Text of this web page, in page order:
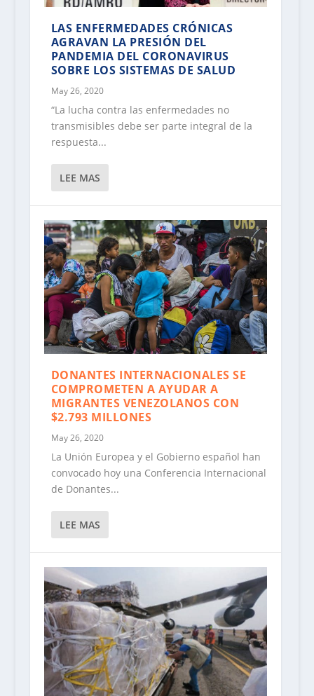
LAS ENFERMEDADES CRÓNICAS
AGRAVAN LA PRESIÓN DEL
PANDEMIA DEL CORONAVIRUS
SOBRE LOS SISTEMAS DE SALUD
May 26, 2020
“La lucha contra las enfermedades no
transmisibles debe ser parte integral de la
respuesta...
LEE MAS
DONANTES INTERNACIONALES SE
COMPROMETEN A AYUDAR A
MIGRANTES VENEZOLANOS CON
$2.793 MILLONES
May 26, 2020
La Unión Europea y el Gobierno español han
convocado hoy una Conferencia Internacional
de Donantes...
LEE MAS